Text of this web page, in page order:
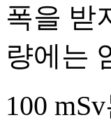
폭을 받
량에는
100